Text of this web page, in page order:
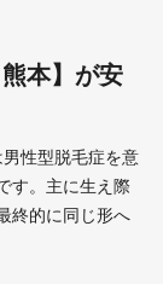
本】が安
性型脱毛症を意
す。主に生え際
終的に同じ形へ